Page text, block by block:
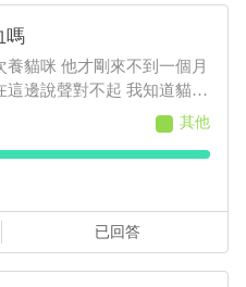
嗎
養貓咪 他才剛來不到一個月
這邊說聲對不起 我知道貓咪
有先做功課 上一次剪完大
要幫他剪的時候發現他很抗
點瘀血的感覺 他走路都沒
真的是瘀青我應該怎麼照顧
院會比較好嗎
其他
已回答